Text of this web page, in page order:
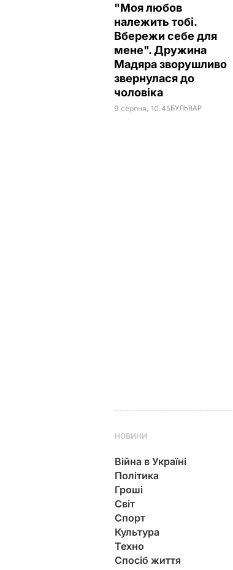
"Моя любов
належить тобі.
Вбережи себе для
мене". Дружина
Мадяра зворушливо
звернулася до
чоловіка
9 серпня, 10.45БУЛЬВАР
НОВИНИ
Війна в Україні
Політика
Гроші
Світ
Спорт
Культура
Техно
Спосіб життя